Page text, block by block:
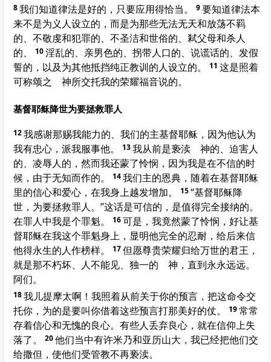
8我们知道律法是好的，只要应用得恰当。 9要知道律法本
来不是为义人设立的，而是为那些无法无天和放荡不羁
的、不敬虔和犯罪的、不圣洁和世俗的、弒父母和杀人
的、
10淫乱的、亲男色的、拐带人口的、说谎话的、发假
誓的，以及为其他抵挡纯正教训的人设立的。
11 这是照着
可称颂之 神所交托我的荣耀福音说的。
基督耶稣降世为要拯救罪人
12我感谢那赐我能力的、我们的主基督耶稣，因为他认为
我有忠心，派我服事他。
13我从前是亵渎 神的、迫害人
的、凌辱人的，然而我还蒙了怜悯，因为我是在不信的时
候，由于无知而作的。
14我们主的恩典，随着在基督耶稣
里的信心和爱心，在我身上越发增加。
15“基督耶稣降
世，为要拯救罪人。”这话是可信的，是值得完全接纳的。
在罪人中我是个罪魁。
16可是，我竟然蒙了怜悯，好让基
督耶稣在我这个罪魁身上，显明他完全的忍耐，给后来信
他得永生的人作榜样。
17但愿尊贵荣耀归给万世的君王，
就是那不朽坏、人不能见、独一的 神，直到永永远远。
阿们。
18我儿提摩太啊！我照着从前关于你的预言，把这命令交
托你，为的是要叫你借着这些预言打那美好的仗。
19常常
存着信心和无愧的良心。有些人丢弃良心，就在信仰上失
落了。
20他们当中有许米乃和亚历山大，我已经把他们交
给撒但，使他们受管教不再亵渎。